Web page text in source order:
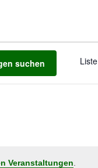
Veranstaltungen
suchen Liste